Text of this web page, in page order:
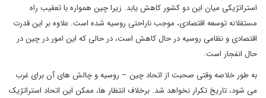
استراتژیکی میان این دو کشور کاهش یابد. زیرا چین همواره با تعقیب راه
مستقلانه توسعه اقتصادی، موجب ناراحتی روسیه شده است. علاوه بر این قدرت
اقتصادی و نظامی روسیه در حال کاهش است، در حالی که این امور در چین در
حال انفجار است.
به طور خلاصه وقتی صحبت از اتحاد چین – روسیه و چالش های آن برای غرب
می شود، تاریخ تکرار نخواهد شد. برخلاف انتظار ها، ممکن این اتحاد استراتژیک